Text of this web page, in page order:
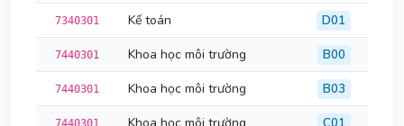
7340301 Kế toán D01
7440301 Khoa học môi trường B00
7440301 Khoa học môi trường B03
7440301